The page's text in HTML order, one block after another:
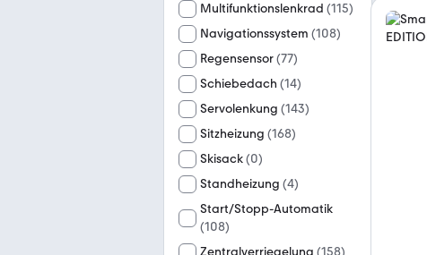
Multifunktionslenkrad (115)
Navigationssystem (108)
Regensensor(77)
Schiebedach (14)
Servolenkung (143)
Sitzheizung (168)
Skisack(0)
Standheizung (4)
Start/Stopp-Automatik
(108)
Zentralverriegelung (158)